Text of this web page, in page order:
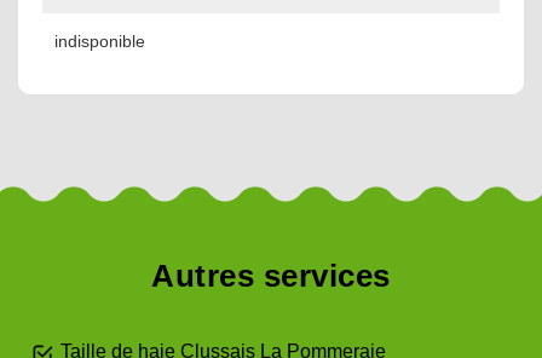
indisponible
Autres services
Taille de haie Clussais La Pommeraie